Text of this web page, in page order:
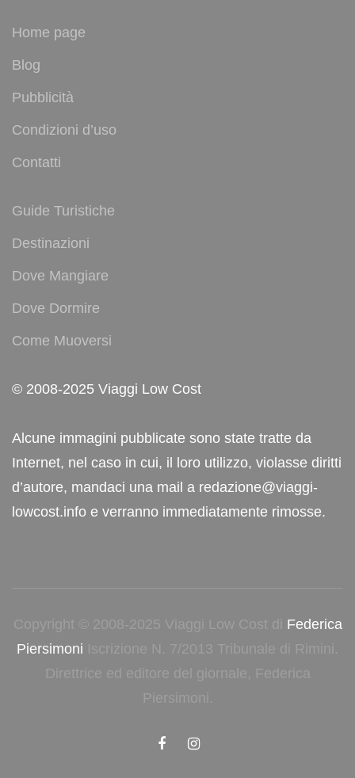
Home page
Blog
Pubblicità
Condizioni d’uso
Contatti
Guide Turistiche
Destinazioni
Dove Mangiare
Dove Dormire
Come Muoversi
© 2008-2025 Viaggi Low Cost
Alcune immagini pubblicate sono state tratte da
Internet, nel caso in cui, il loro utilizzo, violasse diritti
d’autore, mandaci una mail a redazione@viaggi-
lowcost.info e verranno immediatamente rimosse.
Copyright © 2008-2025 Viaggi Low Cost di Federica
Piersimoni Iscrizione N. 7/2013 Tribunale di Rimini.
Direttrice ed editore del giornale, Federica
Piersimoni.